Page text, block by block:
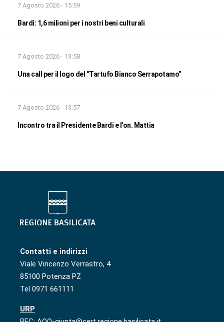
7 Agosto 2026 - 15:59
Bardi: 1,6 milioni per i nostri beni culturali
7 Agosto 2026 - 13:58
Una call per il logo del “Tartufo Bianco Serrapotamo”
7 Agosto 2026 - 13:57
Incontro tra il Presidente Bardi e l’on. Mattia
Contatti e indirizzi
Viale Vincenzo Verrastro, 4
85100 Potenza PZ
Tel 0971 661111
URP